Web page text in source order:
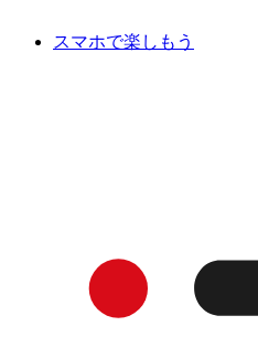
スマホで楽しもう